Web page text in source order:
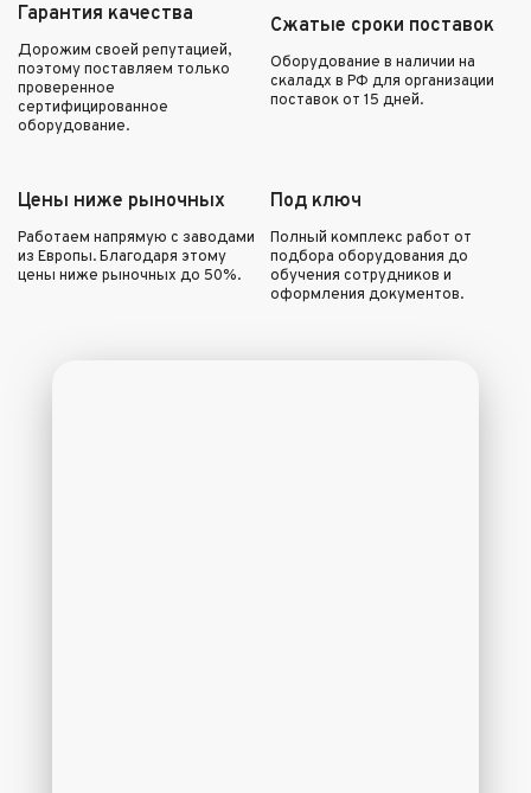
Гарантия качества
Дорожим своей репутацией,
поэтому поставляем только
проверенное
сертифицированное
оборудование.
Сжатые сроки поставок
Оборудование в наличии на
скаладх в РФ для организации
поставок от 15 дней.
Цены ниже рыночных
Работаем напрямую с заводами
из Европы. Благодаря этому
цены ниже рыночных до 50%.
Под ключ
Полный комплекс работ от
подбора оборудования до
обучения сотрудников и
оформления документов.